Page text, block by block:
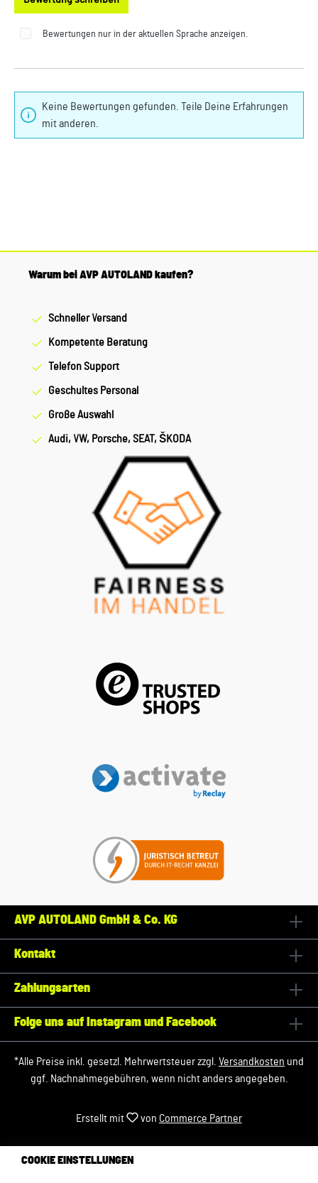
Bewertungen nur in der aktuellen Sprache anzeigen.
Keine Bewertungen gefunden. Teile Deine Erfahrungen
mit anderen.
Warum bei AVP AUTOLAND kaufen?
Schneller Versand
Kompetente Beratung
Telefon Support
Geschultes Personal
Große Auswahl
Audi, VW, Porsche, SEAT, ŠKODA
AVP AUTOLAND GmbH & Co. KG
Kontakt
Zahlungsarten
Folge uns auf Instagram und Facebook
*Alle Preise inkl. gesetzl. Mehrwertsteuer zzgl. Versandkosten und
ggf. Nachnahmegebühren, wenn nicht anders angegeben.
Erstellt mit von Commerce Partner
COOKIE EINSTELLUNGEN